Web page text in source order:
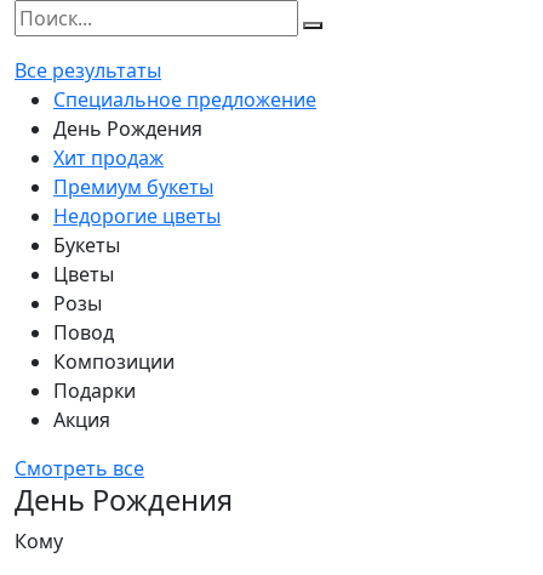
Все результаты
Специальное предложение
День Рождения
Хит продаж
Премиум букеты
Недорогие цветы
Букеты
Цветы
Розы
Повод
Композиции
Подарки
Акция
Смотреть все
День Рождения
Кому